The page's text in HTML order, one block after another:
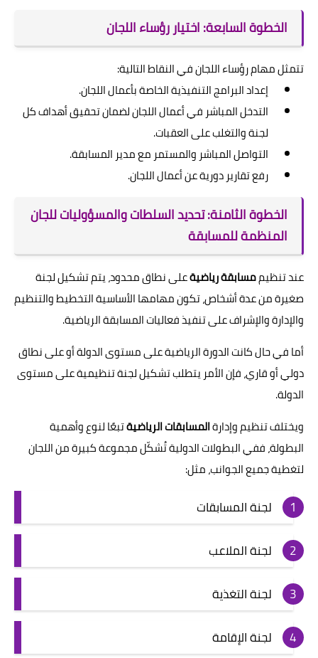
الخطوة السابعة: اختيار رؤساء اللجان
تتمثل مهام رؤساء اللجان في النقاط التالية:
إعداد البرامج التنفيذية الخاصة بأعمال اللجان.
التدخل المباشر في أعمال اللجان لضمان تحقيق أهداف كل
لجنة والتغلب على العقبات.
التواصل المباشر والمستمر مع مدير المسابقة.
رفع تقارير دورية عن أعمال اللجان.
الخطوة الثامنة: تحديد السلطات والمسؤوليات للجان
المنظمة للمسابقة
عند تنظيممسابقة رياضيةعلى نطاق محدود، يتم تشكيل لجنة
صغيرة من عدة أشخاص، تكون مهامها الأساسية التخطيط والتنظيم
والإدارة والإشراف على تنفيذ فعاليات المسابقة الرياضية.
أما في حال كانت الدورة الرياضية على مستوى الدولة أو على نطاق
دولي أو قاري، فإن الأمر يتطلب تشكيل لجنة تنظيمية على مستوى
الدولة.
ويختلف تنظيم وإدارةالمسابقات الرياضيةتبعًا لنوع وأهمية
البطولة، ففي البطولات الدولية تُشكّل مجموعة كبيرة من اللجان
لتغطية جميع الجوانب، مثل:
لجنة المسابقات
لجنة الملاعب
لجنة التغذية
لجنة الإقامة